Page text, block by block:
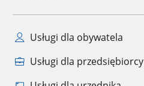
Usługi dla obywatela
Usługi dla przedsiębiorcy